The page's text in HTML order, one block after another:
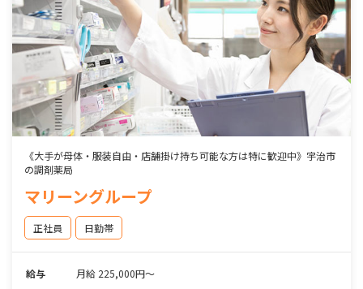
《大手が母体・服装自由・店舗掛け持ち可能な方は特に歓迎中》宇治市
の調剤薬局
マリーングループ
正社員 日勤帯
給与
月給 225,000円～